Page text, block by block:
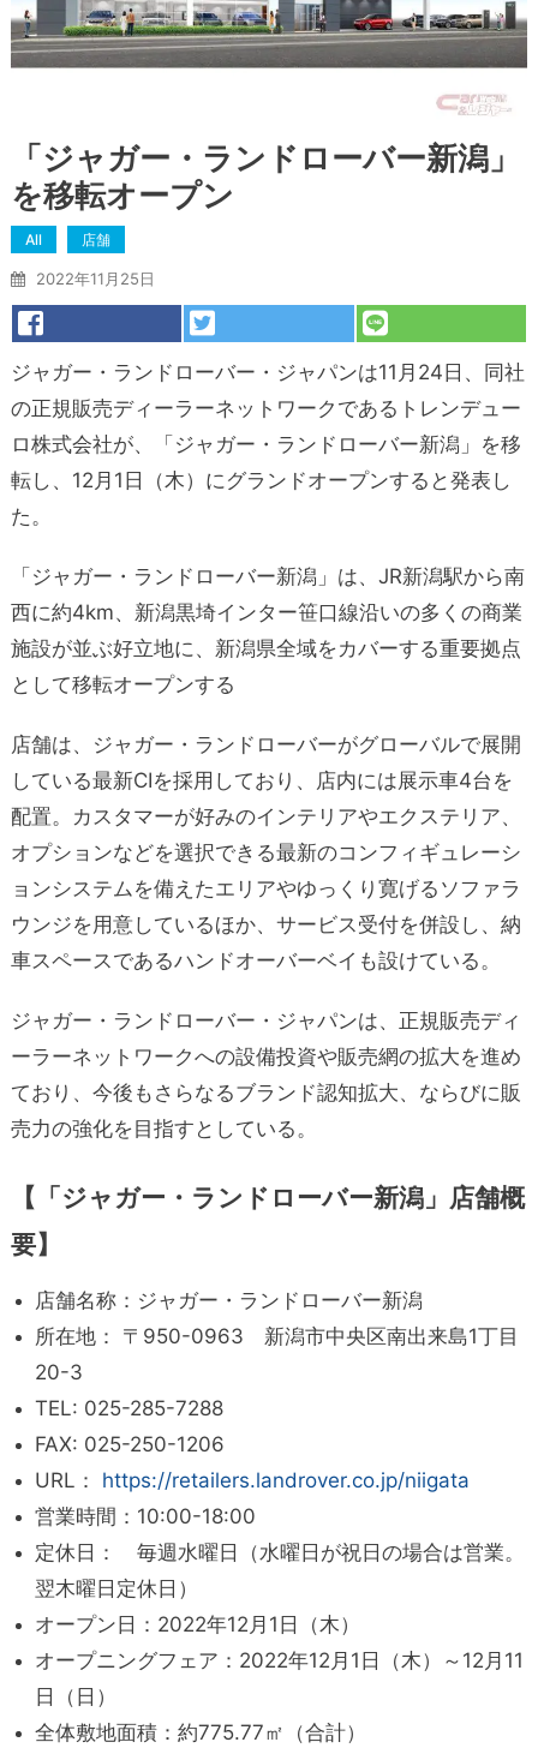
「ジャガー・ランドローバー新潟」
を移転オープン
All 店舗
2022年11月25日
ジャガー・ランドローバー・ジャパンは11月24日、同社
の正規販売ディーラーネットワークであるトレンデュー
ロ株式会社が、「ジャガー・ランドローバー新潟」を移
転し、12月1日（木）にグランドオープンすると発表し
た。
「ジャガー・ランドローバー新潟」は、JR新潟駅から南
西に約4km、新潟黒埼インター笹口線沿いの多くの商業
施設が並ぶ好立地に、新潟県全域をカバーする重要拠点
として移転オープンする
店舗は、ジャガー・ランドローバーがグローバルで展開
している最新CIを採用しており、店内には展示車4台を
配置。カスタマーが好みのインテリアやエクステリア、
オプションなどを選択できる最新のコンフィギュレーシ
ョンシステムを備えたエリアやゆっくり寛げるソファラ
ウンジを用意しているほか、サービス受付を併設し、納
車スペースであるハンドオーバーベイも設けている。
ジャガー・ランドローバー・ジャパンは、正規販売ディ
ーラーネットワークへの設備投資や販売網の拡大を進め
ており、今後もさらなるブランド認知拡大、ならびに販
売力の強化を目指すとしている。
【「ジャガー・ランドローバー新潟」店舗概
要】
店舗名称：ジャガー・ランドローバー新潟
所在地： 〒950-0963 新潟市中央区南出来島1丁目
20-3
TEL: 025-285-7288
FAX: 025-250-1206
URL： https://retailers.landrover.co.jp/niigata
営業時間：10:00-18:00
定休日： 毎週水曜日（水曜日が祝日の場合は営業。
翌木曜日定休日）
オープン日：2022年12月1日（木）
オープニングフェア：2022年12月1日（木）～12月11
日（日）
全体敷地面積：約775.77㎡（合計）